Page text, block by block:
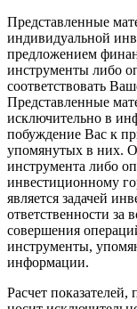
Представленные
индивидуальной
предложением
инструменты либо
соответствовать
Представленные
исключительно в
побуждение Вас к
упомянутых в них.
инструмента либо
инвестиционному
является задачей
ответственности за
совершения
инструменты,
информации.
Расчет